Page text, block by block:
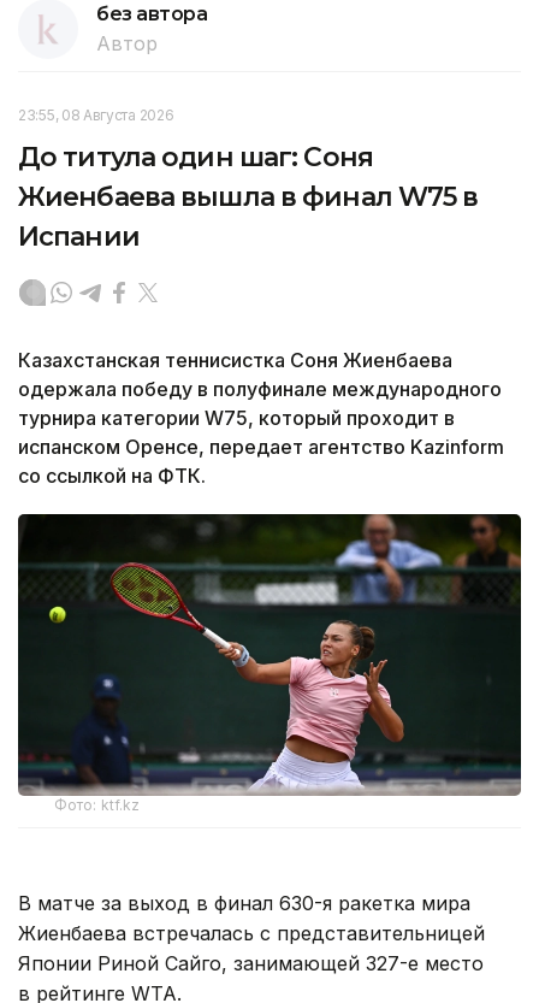
без автора
Автор
23:55, 08 Августа 2026
До титула один шаг: Соня
Жиенбаева вышла в финал W75 в
Испании
Казахстанская теннисистка Соня Жиенбаева
одержала победу в полуфинале международного
турнира категории W75, который проходит в
испанском Оренсе, передает агентство Kazinform
со ссылкой на ФТК.
Фото: ktf.kz
В матче за выход в финал 630-я ракетка мира
Жиенбаева встречалась с представительницей
Японии Риной Сайго, занимающей 327-е место
в рейтинге WTA.